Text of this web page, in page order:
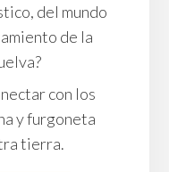
del mundo
de la
con los
y furgoneta
tierra.